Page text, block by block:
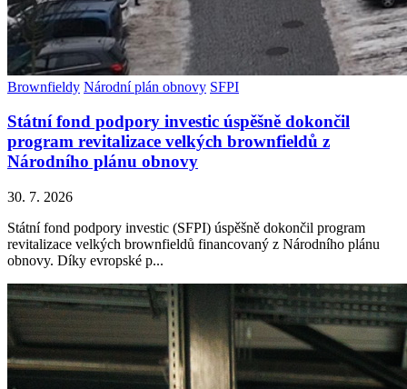
Brownfieldy Národní plán obnovy SFPI
Státní fond podpory investic úspěšně dokončil
program revitalizace velkých brownfieldů z
Národního plánu obnovy
30. 7. 2026
Státní fond podpory investic (SFPI) úspěšně dokončil program
revitalizace velkých brownfieldů financovaný z Národního plánu
obnovy. Díky evropské p...